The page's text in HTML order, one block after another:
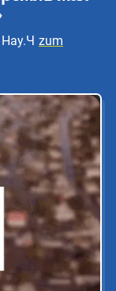
Нау.Ч zum